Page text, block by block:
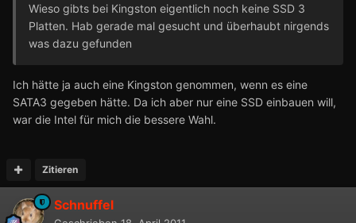
Wieso gibts bei Kingston eigentlich noch keine SSD 3
Platten. Hab gerade mal gesucht und überhaubt nirgends
was dazu gefunden
Ich hätte ja auch eine Kingston genommen, wenn es eine
SATA3 gegeben hätte. Da ich aber nur eine SSD einbauen will,
war die Intel für mich die bessere Wahl.
Zitieren
Schnuffel